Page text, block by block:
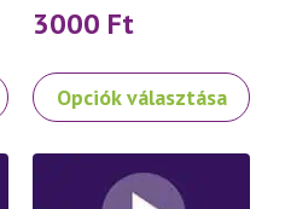
3000 Ft
Opciók választása
Ennek
a
variációja